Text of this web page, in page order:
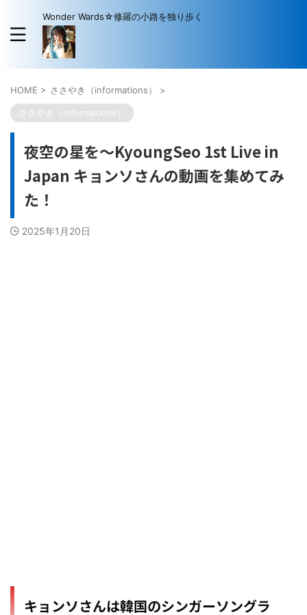
Wonder Wards☆修羅の小路を独り歩く
HOME > ささやき（informations） >
ささやき（informations）
夜空の星を〜KyoungSeo 1st Live in
Japan キョンソさんの動画を集めてみ
た！
2025年1月20日
キョンソさんは韓国のシンガーソングラ